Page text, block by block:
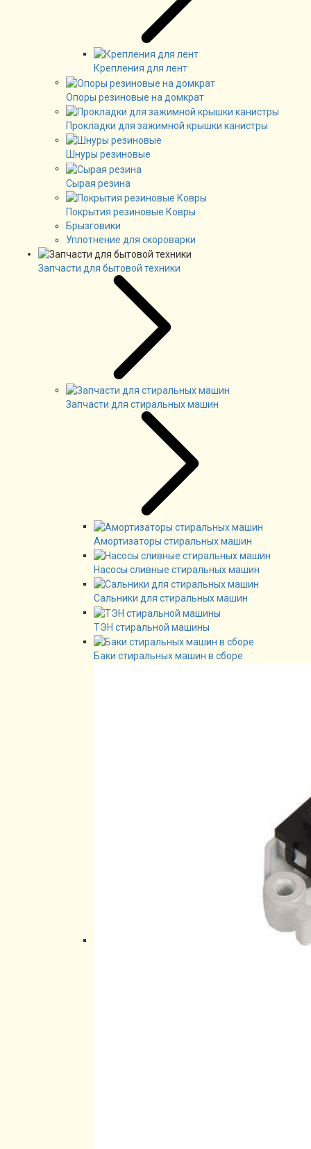
Крепления для лент
Опоры резиновые на домкрат
Прокладки для зажимной крышки канистры
Шнуры резиновые
Сырая резина
Покрытия резиновые Ковры
Брызговики
Уплотнение для скороварки
Запчасти для бытовой техники
Запчасти для стиральных машин
Амортизаторы стиральных машин
Насосы сливные стиральных машин
Сальники для стиральных машин
ТЭН стиральной машины
Баки стиральных машин в сборе